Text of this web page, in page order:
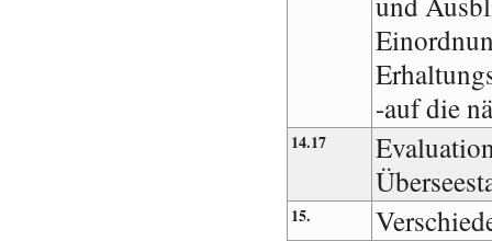
-auf die
14.17
15.